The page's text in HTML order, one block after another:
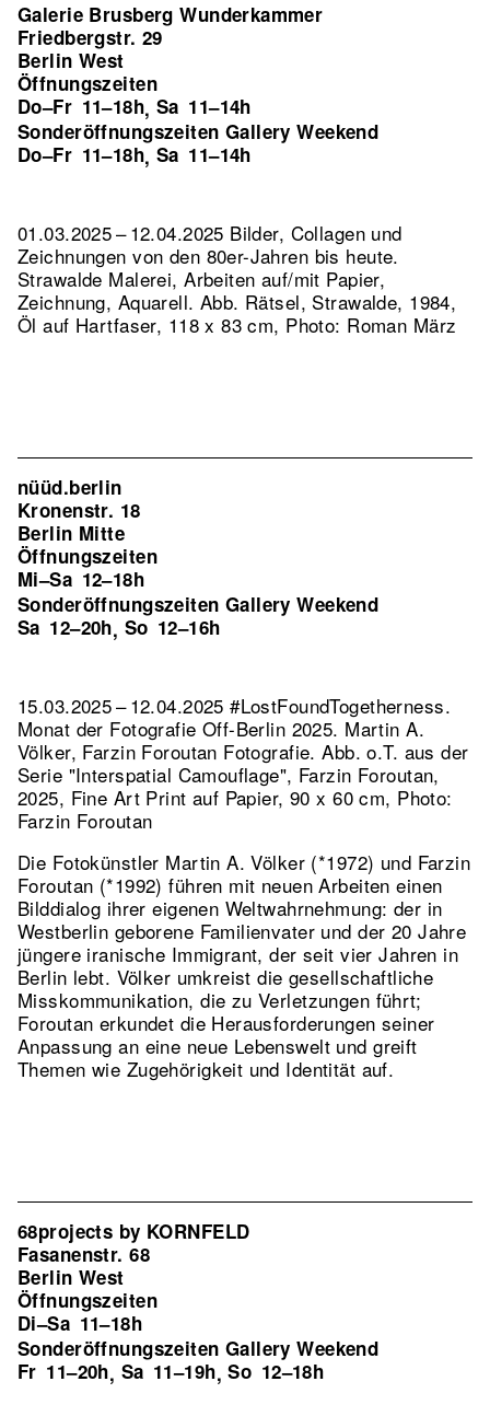
Galerie Brusberg Wunderkammer
Friedbergstr. 29
Berlin West
Öffnungszeiten
Do–Fr 11–18h, Sa 11–14h
Sonderöffnungszeiten Gallery Weekend
Do–Fr 11–18h, Sa 11–14h
01.03.2025 – 12.04.2025 Bilder, Collagen und
Zeichnungen von den 80er-Jahren bis heute.
Strawalde Malerei, Arbeiten auf/mit Papier,
Zeichnung, Aquarell. Abb. Rätsel, Strawalde, 1984,
Öl auf Hartfaser, 118 x 83 cm, Photo: Roman März
nüüd.berlin
Kronenstr. 18
Berlin Mitte
Öffnungszeiten
Mi–Sa 12–18h
Sonderöffnungszeiten Gallery Weekend
Sa 12–20h, So 12–16h
15.03.2025 – 12.04.2025 #LostFoundTogetherness.
Monat der Fotografie Off-Berlin 2025. Martin A.
Völker, Farzin Foroutan Fotografie.Abb. o.T. aus der
Serie "Interspatial Camouflage", Farzin Foroutan,
2025, Fine Art Print auf Papier, 90 x 60 cm, Photo:
Farzin Foroutan
Die Fotokünstler Martin A. Völker (*1972) und Farzin
Foroutan (*1992) führen mit neuen Arbeiten einen
Bilddialog ihrer eigenen Weltwahrnehmung: der in
Westberlin geborene Familienvater und der 20 Jahre
jüngere iranische Immigrant, der seit vier Jahren in
Berlin lebt. Völker umkreist die gesellschaftliche
Misskommunikation, die zu Verletzungen führt;
Foroutan erkundet die Herausforderungen seiner
Anpassung an eine neue Lebenswelt und greift
Themen wie Zugehörigkeit und Identität auf.
68projects by KORNFELD
Fasanenstr. 68
Berlin West
Öffnungszeiten
Di–Sa 11–18h
Sonderöffnungszeiten Gallery Weekend
Fr 11–20h, Sa 11–19h,So 12–18h